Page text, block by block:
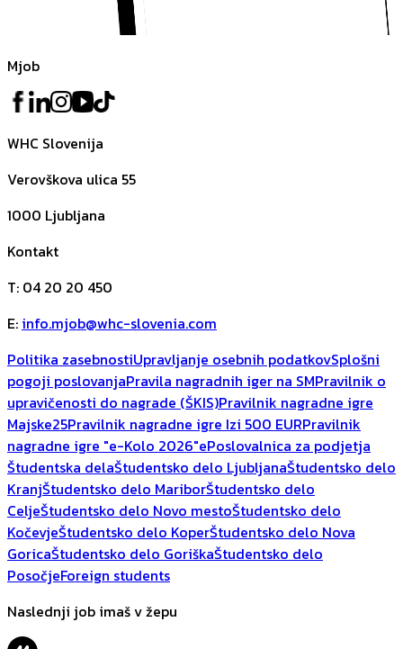
Mjob
WHC Slovenija
Verovškova ulica 55
1000 Ljubljana
Kontakt
T: 04 20 20 450
E: info.mjob@whc-slovenia.com
Politika zasebnostiUpravljanje osebnih podatkovSplošni
pogoji poslovanjaPravila nagradnih iger na SMPravilnik o
upravičenosti do nagrade (ŠKIS)Pravilnik nagradne igre
Majske25Pravilnik nagradne igre Izi 500 EURPravilnik
nagradne igre "e-Kolo 2026"ePoslovalnica za podjetja
Študentska delaŠtudentsko delo LjubljanaŠtudentsko delo
KranjŠtudentsko delo MariborŠtudentsko delo
CeljeŠtudentsko delo Novo mestoŠtudentsko delo
KočevjeŠtudentsko delo KoperŠtudentsko delo Nova
GoricaŠtudentsko delo GoriškaŠtudentsko delo
PosočjeForeign students
Naslednji job imaš v žepu